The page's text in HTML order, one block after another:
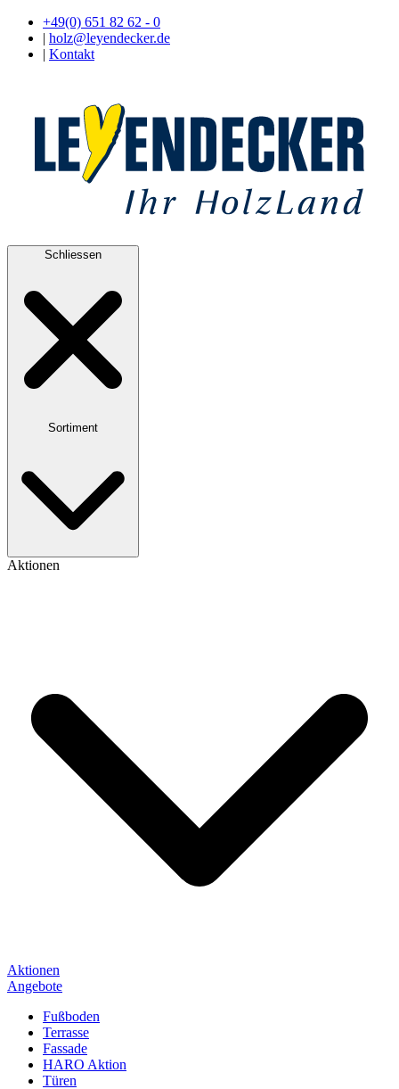
+49(0) 651 82 62 - 0
| holz@leyendecker.de
| Kontakt
Schliessen
Sortiment
Aktionen
Aktionen
Angebote
Fußboden
Terrasse
Fassade
HARO Aktion
Türen